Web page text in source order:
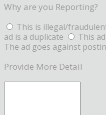
Why are you Reporting?
This is illegal/
ad is a duplicate
This
The ad goes against
Provide More Detail